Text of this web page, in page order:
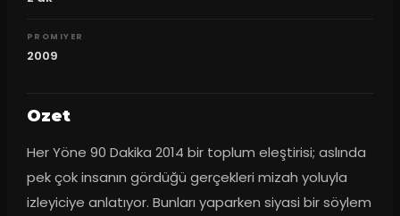
PROMIYER
2009
Ozet
Her Yöne 90 Dakika 2014 bir toplum eleştirisi; aslında
pek çok insanın gördüğü gerçekleri mizah yoluyla
izleyiciye anlatıyor. Bunları yaparken siyasi bir söylem